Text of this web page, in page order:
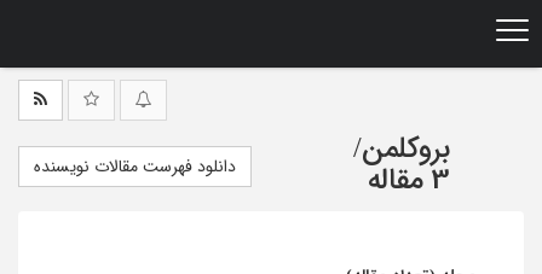
بروکلمن/
3 مقاله
دانلود فهرست مقالات نویسنده